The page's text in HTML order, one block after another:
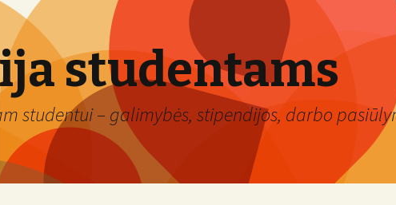
studentams
studentui – galimybės, stipendijos, darbo